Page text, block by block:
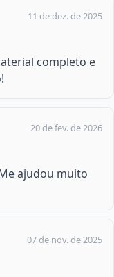
11 de dez. de 2025
completo e
20 de fev. de 2026
ajudou muito
07 de nov. de 2025